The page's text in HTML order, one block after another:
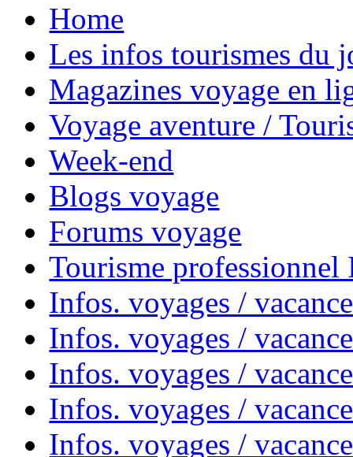
Home
Les infos tourismes du
Magazines voyage en
Voyage aventure /
Week-end
Blogs voyage
Forums voyage
Tourisme
Infos. voyages /
Infos. voyages /
Infos. voyages /
Infos. voyages /
Infos. voyages /